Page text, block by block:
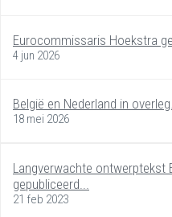
Eurocommissaris Hoekstra
4 jun 2026
België en Nederland in
18 mei 2026
Langverwachte ontwerptekst
gepubliceerd...
21 feb 2023